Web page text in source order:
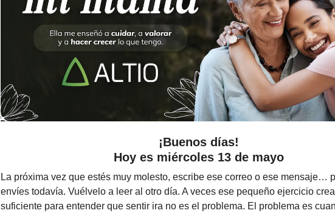
¡Buenos días!
Hoy es miércoles 13 de mayo
La próxima vez que estés muy molesto, escribe ese correo o ese mensaje…
envíes todavía. Vuélvelo a leer al otro día. A veces ese pequeño ejercicio
suficiente para entender que sentir ira no es el problema. El problema es